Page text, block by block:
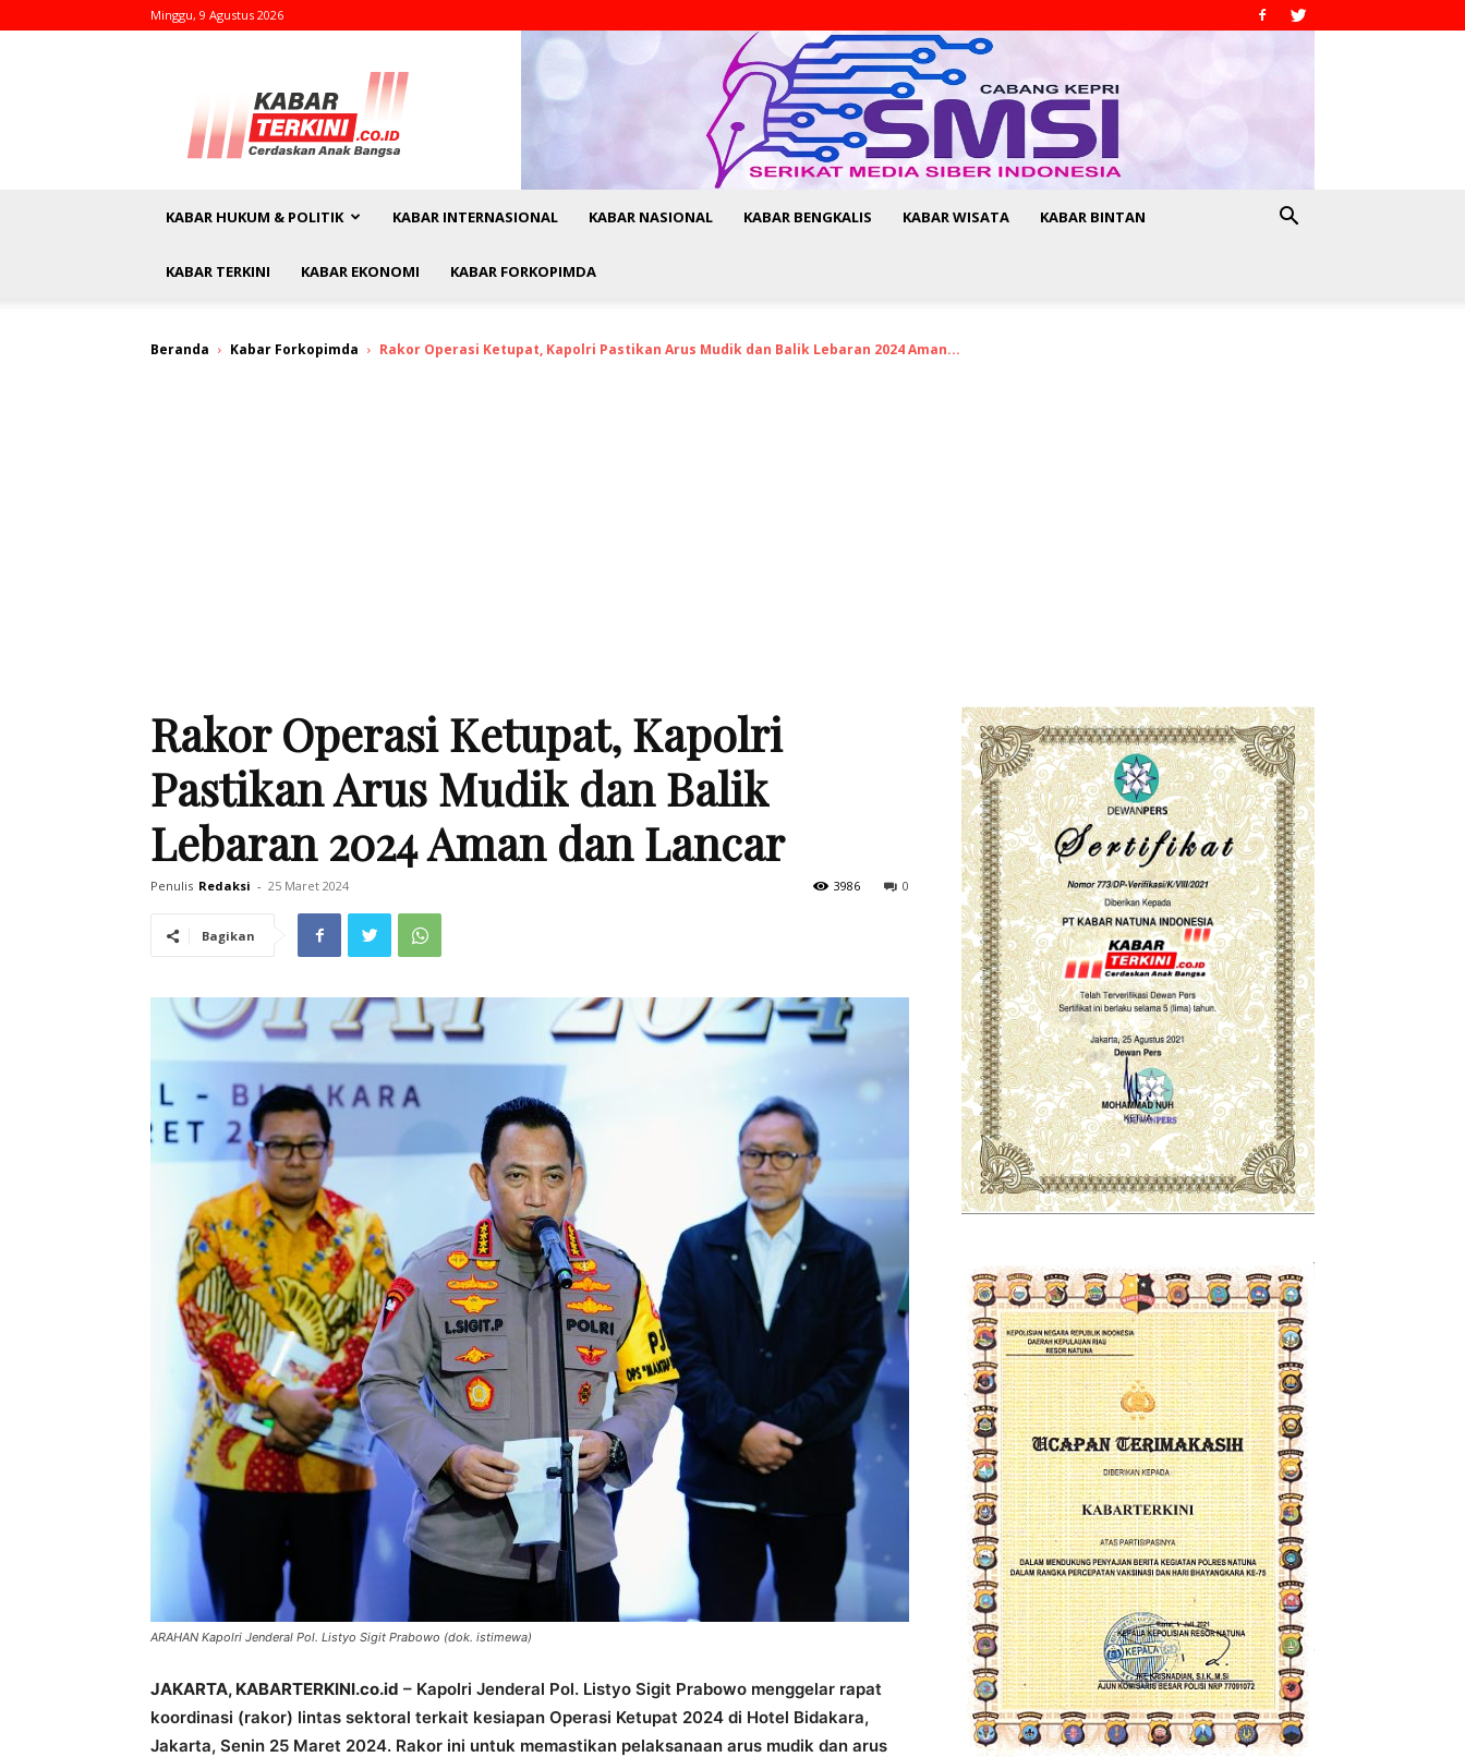
Minggu, 9 Agustus 2026
kabarterkini.co.id
KABAR HUKUM & POLITIK KABAR INTERNASIONAL KABAR NASIONAL KABAR BENGKALIS KABAR WISATA KABAR BINTAN
KABAR TERKINI KABAR EKONOMI KABAR FORKOPIMDA
Beranda Kabar Forkopimda Rakor Operasi Ketupat, Kapolri Pastikan Arus Mudik dan Balik Lebaran 2024 Aman...
Rakor Operasi Ketupat, Kapolri
Pastikan Arus Mudik dan Balik
Lebaran 2024 Aman dan Lancar
Penulis Redaksi - 25 Maret 2024 0
3986
Bagikan
ARAHAN Kapolri Jenderal Pol. Listyo Sigit Prabowo (dok. istimewa)
JAKARTA, KABARTERKINI.co.id – Kapolri Jenderal Pol. Listyo Sigit Prabowo menggelar rapat
koordinasi (rakor) lintas sektoral terkait kesiapan Operasi Ketupat 2024 di Hotel Bidakara,
Jakarta, Senin 25 Maret 2024. Rakor ini untuk memastikan pelaksanaan arus mudik dan arus